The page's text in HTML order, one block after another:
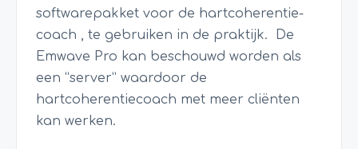
softwarepakket voor de hartcoherentie-
coach , te gebruiken in de praktijk.
De
Emwave Pro kan beschouwd worden als
een “server” waardoor de
hartcoherentiecoach met meer cliënten
kan werken.